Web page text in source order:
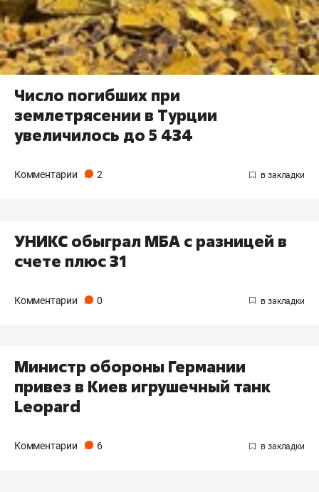
Число погибших при
землетрясении в Турции
увеличилось до 5 434
Комментарии 2
УНИКС обыграл МБА с разницей в
счете плюс 31
Комментарии 0
Министр обороны Германии
привез в Киев игрушечный танк
Leopard
Комментарии 6